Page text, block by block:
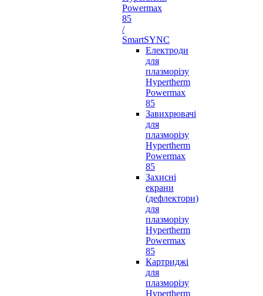
Powermax
85
/
SmartSYNC
Електроди
для
плазморізу
Hypertherm
Powermax
85
Завихрювачі
для
плазморізу
Hypertherm
Powermax
85
Захисні
екрани
(дефлектори)
для
плазморізу
Hypertherm
Powermax
85
Картриджі
для
плазморізу
Hypertherm